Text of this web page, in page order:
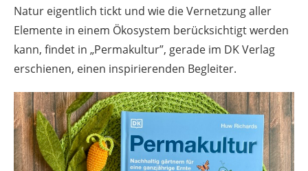
Natur eigentlich tickt und wie die Vernetzung aller
Elemente in einem Ökosystem berücksichtigt werden
kann, findet in „Permakultur”, gerade im DK Verlag
erschienen, einen inspirierenden Begleiter.